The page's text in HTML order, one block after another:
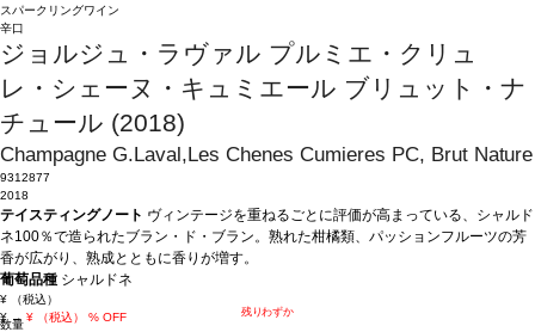
スパークリングワイン
辛口
ジョルジュ・ラヴァル プルミエ・クリュ
レ・シェーヌ・キュミエール ブリュット・ナ
チュール (2018)
Champagne G.Laval,Les Chenes Cumieres PC, Brut Nature
9312877
2018
テイスティングノート ヴィンテージを重ねるごとに評価が高まっている、シャルド
ネ100％で造られたブラン・ド・ブラン。熟れた柑橘類、パッションフルーツの芳
香が広がり、熟成とともに香りが増す。
葡萄品種 シャルドネ
¥
（税込）
¥ → ¥ （税込） % OFF 残りわずか
数量